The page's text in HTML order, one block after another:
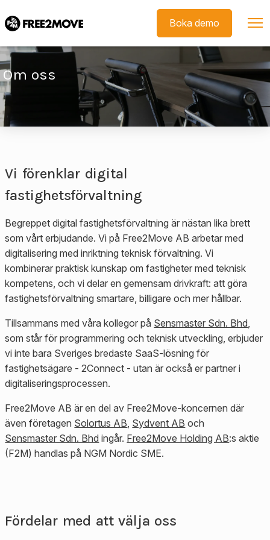
Skip to main content
Boka demo
Om oss
Vi förenklar digital
fastighetsförvaltning
Begreppet digital fastighetsförvaltning är nästan lika brett
som vårt erbjudande. Vi på Free2Move AB arbetar med
digitalisering med inriktning teknisk förvaltning. Vi
kombinerar praktisk kunskap om fastigheter med teknisk
kompetens, och vi delar en gemensam drivkraft: att göra
fastighetsförvaltning smartare, billigare och mer hållbar.
Tillsammans med våra kollegor på Sensmaster Sdn. Bhd,
som står för programmering och teknisk utveckling, erbjuder
vi inte bara Sveriges bredaste SaaS-lösning för
fastighetsägare - 2Connect - utan är också er partner i
digitaliseringsprocessen.
Free2Move AB är en del av Free2Move-koncernen där
även företagen Solortus AB, Sydvent AB och
Sensmaster Sdn. Bhd ingår. Free2Move Holding AB:s aktie
(F2M) handlas på NGM Nordic SME.
Fördelar med att välja oss